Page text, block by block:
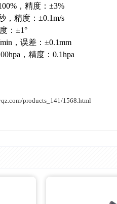
，精度：±3%
，精度：±0.1m/s
：±1°
，误差：±0.1mm
，精度：0.1hpa
products_141/1568.html